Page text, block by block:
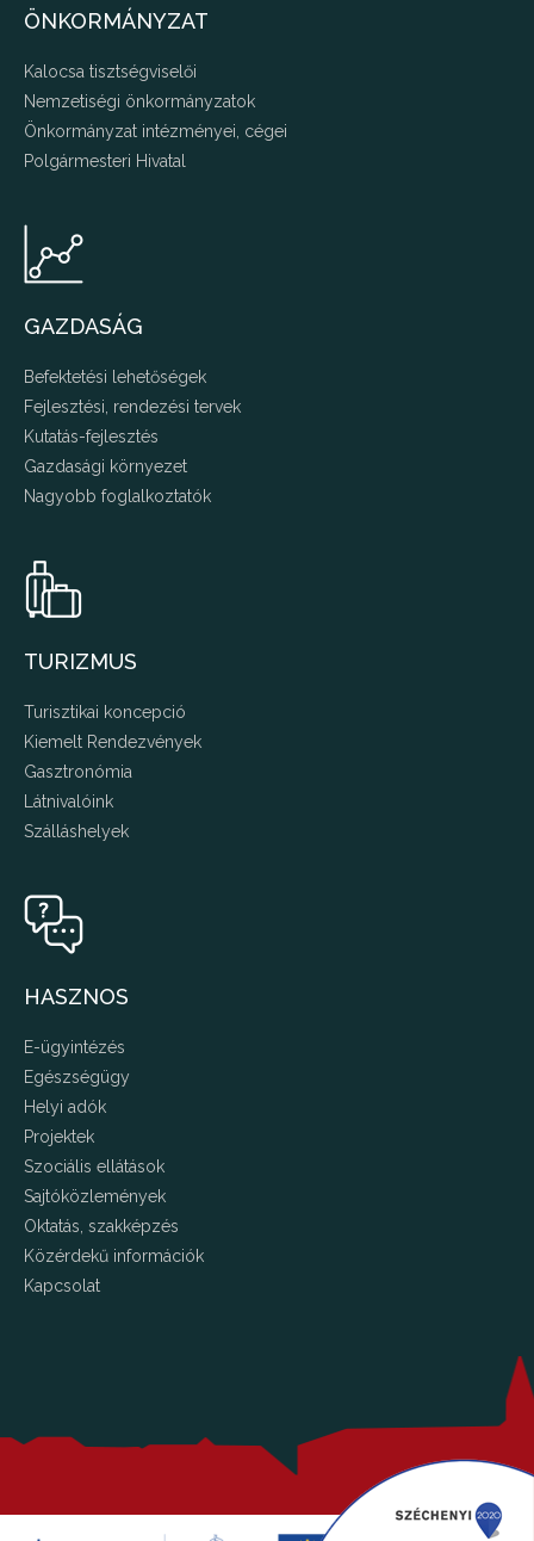
ÖNKORMÁNYZAT
Kalocsa tisztségviselői
Nemzetiségi önkormányzatok
Önkormányzat intézményei, cégei
Polgármesteri Hivatal
GAZDASÁG
Befektetési lehetőségek
Fejlesztési, rendezési tervek
Kutatás-fejlesztés
Gazdasági környezet
Nagyobb foglalkoztatók
TURIZMUS
Turisztikai koncepció
Kiemelt Rendezvények
Gasztronómia
Látnivalóink
Szálláshelyek
HASZNOS
E-ügyintézés
Egészségügy
Helyi adók
Projektek
Szociális ellátások
Sajtóközlemények
Oktatás, szakképzés
Közérdekű információk
Kapcsolat